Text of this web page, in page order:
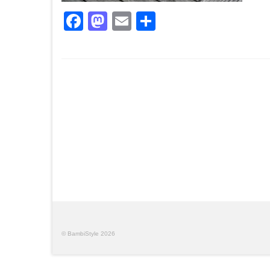
Facebook
Mastodon
Email
© BambiStyle 2026